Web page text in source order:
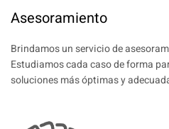
Asesoramiento
Brindamos un servicio de
Estudiamos cada caso de forma
soluciones más óptimas y